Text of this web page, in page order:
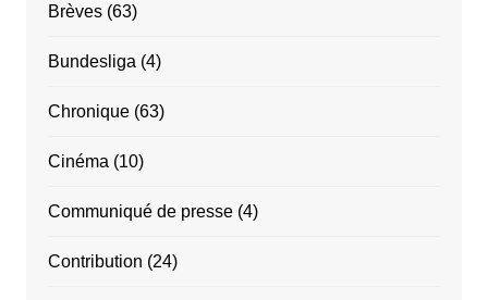
Brèves(63)
Bundesliga (4)
Chronique(63)
Cinéma (10)
Communiqué de presse(4)
Contribution (24)